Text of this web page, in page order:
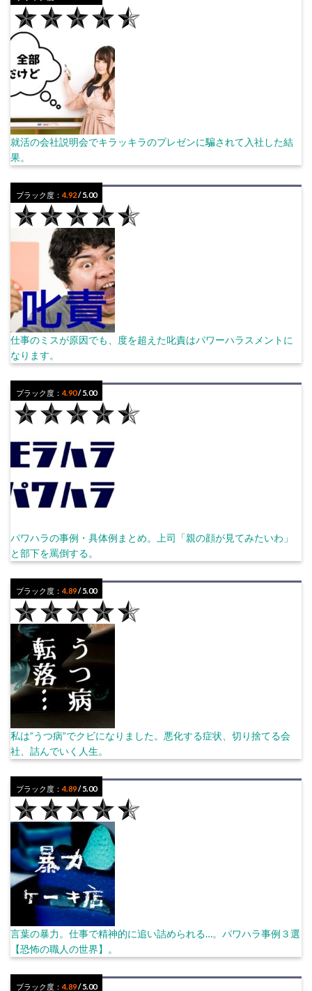
就活の会社説明会でキラッキラのプレゼンに騙されて入社した結
果。
ブラック度：4.92/ 5.00
仕事のミスが原因でも、度を超えた叱責はパワーハラスメントに
なります。
ブラック度：4.90/ 5.00
パワハラの事例・具体例まとめ。上司「親の顔が見てみたいわ」
と部下を罵倒する。
ブラック度：4.89/ 5.00
私は”うつ病”でクビになりました。悪化する症状、切り捨てる会
社、詰んでいく人生。
ブラック度：4.89/ 5.00
言葉の暴力。仕事で精神的に追い詰められる…。パワハラ事例３選
【恐怖の職人の世界】。
ブラック度：4.89/ 5.00